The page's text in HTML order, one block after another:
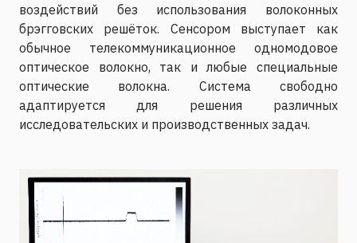
воздействий без использования волоконных
брэгговских решёток. Сенсором выступает как
обычное телекоммуникационное одномодовое
оптическое волокно, так и любые специальные
оптические волокна. Система свободно
адаптируется для решения различных
исследовательских и производственных задач.